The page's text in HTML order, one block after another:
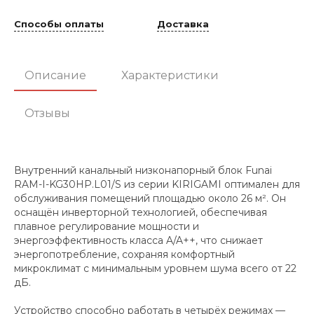
Способы оплаты Доставка
Описание Характеристики
Отзывы
Внутренний канальный низконапорный блок Funai
RAM-I-KG30HP.L01/S из серии KIRIGAMI оптимален для
обслуживания помещений площадью около 26 м². Он
оснащён инверторной технологией, обеспечивая
плавное регулирование мощности и
энергоэффективность класса A/A++, что снижает
энергопотребление, сохраняя комфортный
микроклимат с минимальным уровнем шума всего от 22
дБ.
Устройство способно работать в четырёх режимах —